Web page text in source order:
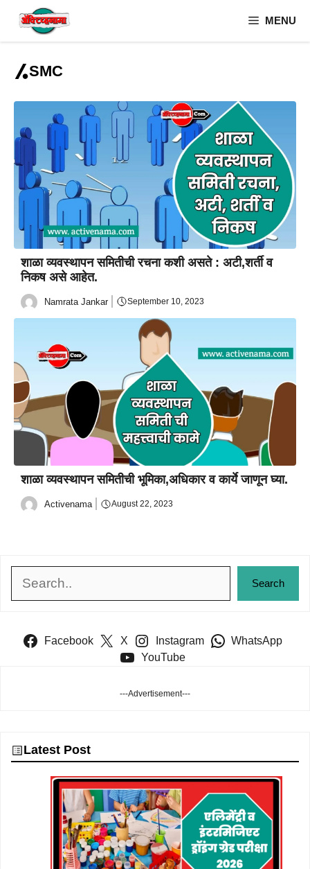
MENU
SMC
शाळा व्यवस्थापन समितीची रचना कशी असते : अटी,शर्ती व
निकष असे आहेत.
Namrata Jankar September 10, 2023
शाळा व्यवस्थापन समितीची भूमिका,अधिकार व कार्ये जाणून घ्या.
Activenama August 22, 2023
Search
Search
Facebook X Instagram
WhatsApp
YouTube
---Advertisement---
Latest Post